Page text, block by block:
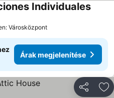
IndividualesÁrak
Városközpont
Árak megjelenítése